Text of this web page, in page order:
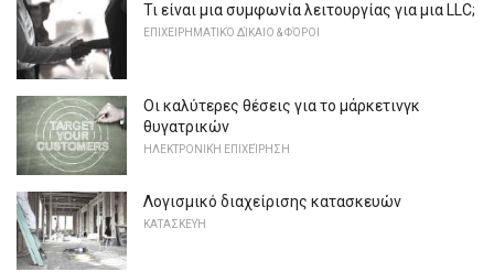
Τι είναι μια συμφωνία λειτουργίας για μια LLC;
ΕΠΙΧΕΙΡΗΜΑΤΙΚΌ ΔΊΚΑΙΟ & ΦΌΡΟΙ
Οι καλύτερες θέσεις για το μάρκετινγκ
θυγατρικών
ΗΛΕΚΤΡΟΝΙΚΉ ΕΠΙΧΕΊΡΗΣΗ
Λογισμικό διαχείρισης κατασκευών
ΚΑΤΑΣΚΕΥΉ